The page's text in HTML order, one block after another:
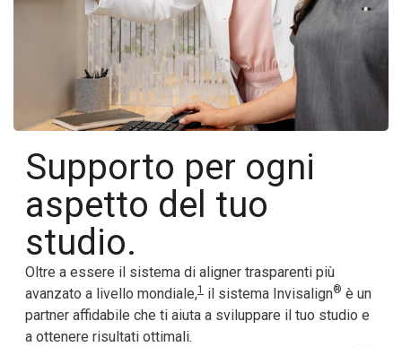
Supporto per ogni
aspetto del tuo
studio.
Oltre a essere il sistema di aligner trasparenti più
avanzato a livello mondiale,1 il sistema Invisalign® è un
partner affidabile che ti aiuta a sviluppare il tuo studio e
a ottenere risultati ottimali.